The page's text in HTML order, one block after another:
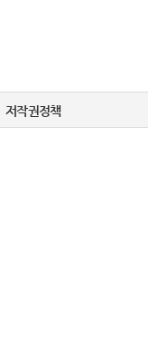
저작권정책